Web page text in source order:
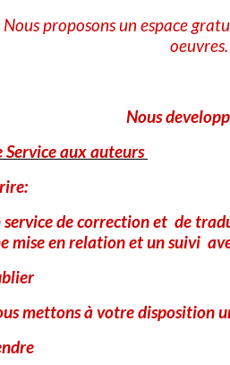
Sélectionnez
Nous proposons un espace
oeuvres.
Nous
Service aux auteurs
service de correction et de
mise en relation et un suivi
mettons à votre disposition